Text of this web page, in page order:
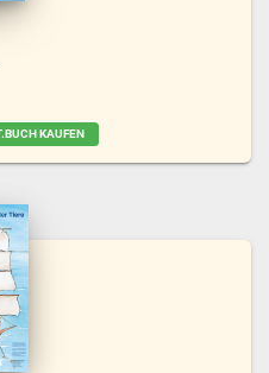
KAUFEN